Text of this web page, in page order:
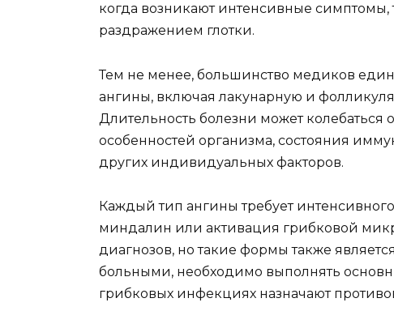
когда возникают интенсивные симптомы,
раздражением глотки.
Тем не менее, большинство медиков
ангины, включая лакунарную и
Длительность болезни может колебаться
особенностей организма, состояния
других индивидуальных факторов.
Каждый тип ангины требует
миндалин или активация грибковой
диагнозов, но такие формы также
больными, необходимо выполнять
грибковых инфекциях назначают